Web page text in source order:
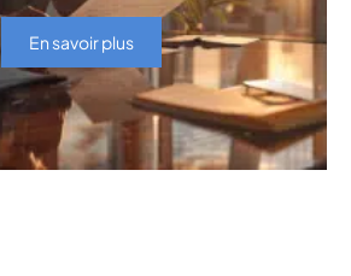
En savoir plus